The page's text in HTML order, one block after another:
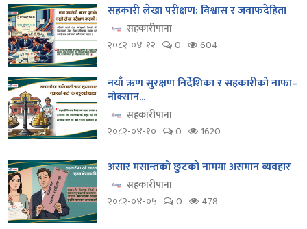
सहकारी लेखा परीक्षण: विश्वास र जवाफदेहिता
सहकारीपाना
२०८२-०४-१२
0 604
नयाँ ऋण सुरक्षण निर्देशिका र सहकारीको नाफा–
नोक्सान...
सहकारीपाना
२०८२-०४-१०
0 1620
असार मसान्तको छुटको नाममा असमान व्यवहार
सहकारीपाना
२०८२-०४-०५
0 478